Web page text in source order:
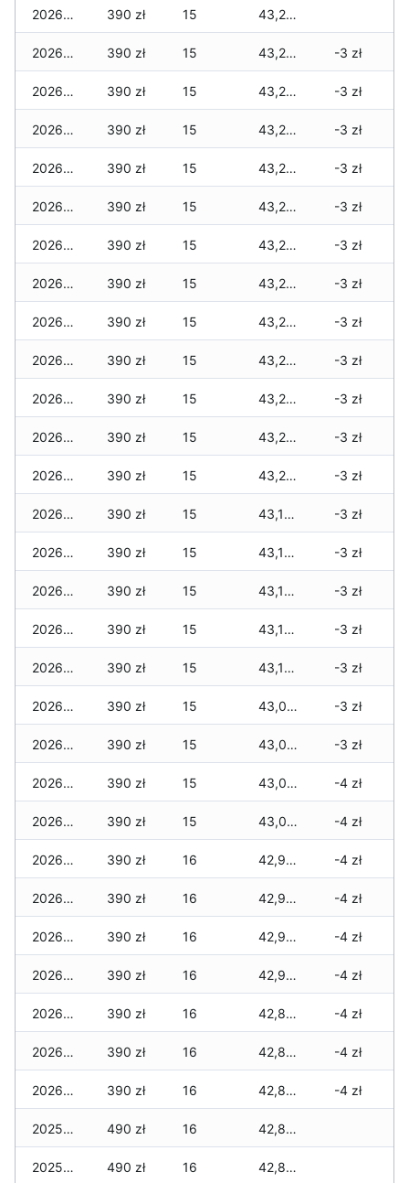
2026-01-30 390 zł 15 43,210 zł
2026-01-29 390 zł 15 43,205 zł -3 zł
2026-01-28 390 zł 15 43,205 zł -3 zł
2026-01-27 390 zł 15 43,205 zł -3 zł
2026-01-26 390 zł 15 43,205 zł -3 zł
2026-01-25 390 zł 15 43,205 zł -3 zł
2026-01-24 390 zł 15 43,205 zł -3 zł
2026-01-23 390 zł 15 43,205 zł -3 zł
2026-01-22 390 zł 15 43,205 zł -3 zł
2026-01-21 390 zł 15 43,205 zł -3 zł
2026-01-20 390 zł 15 43,205 zł -3 zł
2026-01-19 390 zł 15 43,205 zł -3 zł
2026-01-18 390 zł 15 43,205 zł -3 zł
2026-01-17 390 zł 15 43,165 zł -3 zł
2026-01-16 390 zł 15 43,165 zł -3 zł
2026-01-15 390 zł 15 43,145 zł -3 zł
2026-01-14 390 zł 15 43,125 zł -3 zł
2026-01-13 390 zł 15 43,125 zł -3 zł
2026-01-12 390 zł 15 43,025 zł -3 zł
2026-01-11 390 zł 15 43,005 zł -3 zł
2026-01-09 390 zł 15 43,005 zł -4 zł
2026-01-08 390 zł 15 43,005 zł -4 zł
2026-01-07 390 zł 16 42,935 zł -4 zł
2026-01-06 390 zł 16 42,930 zł -4 zł
2026-01-05 390 zł 16 42,930 zł -4 zł
2026-01-04 390 zł 16 42,930 zł -4 zł
2026-01-03 390 zł 16 42,860 zł -4 zł
2026-01-02 390 zł 16 42,840 zł -4 zł
2026-01-01 390 zł 16 42,820 zł -4 zł
2025-12-31 490 zł 16 42,820 zł
2025-12-30 490 zł 16 42,820 zł